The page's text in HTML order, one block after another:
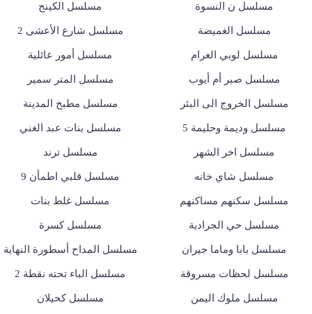
مسلسل ن النسوة مسلسل الكينج
مسلسل الغميضة مسلسل شارع الأعشى 2
مسلسل لوبي الغرام مسلسل أمور عائلية
مسلسل صبر أم أيوب مسلسل المتر سمير
مسلسل الخروج الى البئر مسلسل مطبخ المدينة
مسلسل وديمة وحليمة 5 مسلسل بنات عبد الغني
مسلسل اخر الشهر مسلسل ترند
مسلسل شاي خانه مسلسل قلبي اطمأن 9
مسلسل سكنهم مساكنهم مسلسل غلط بنات
مسلسل حي الجرادية مسلسل كسرة
مسلسل بابا وماما جيران مسلسل المداح أسطورة النهاية
مسلسل لحظات مسروقة مسلسل الباء تحته نقطة 2
مسلسل ملوك اليمن مسلسل كحيلان